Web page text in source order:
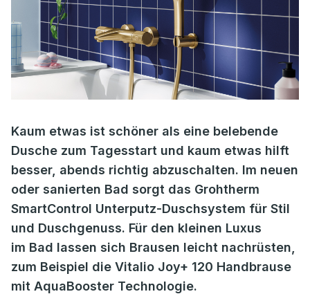
Kaum etwas ist schöner als eine belebende
Dusche zum Tagesstart und kaum etwas hilft
besser, abends richtig abzuschalten. Im neuen
oder sanierten Bad sorgt das Grohtherm
SmartControl Unterputz-Duschsystem für Stil
und Duschgenuss. Für den kleinen Luxus
im Bad lassen sich Brausen leicht nachrüsten,
zum Beispiel die Vitalio Joy+ 120 Handbrause
mit AquaBooster Technologie.